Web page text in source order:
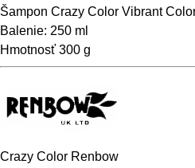
Šampon Crazy Color Vibrant
Balenie: 250 ml
Hmotnosť 300 g
Crazy Color Renbow